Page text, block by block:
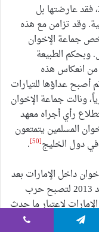
بالنسبة للموقف من الثورات العربية في 2011، فقد عارضتها بل
وقد تزامن مع هذه
جماعة الإخوان
وبحكم الطبيعة
من انعكاس هذه
أصبح عداؤها للتيارات
ونالت جماعة الإخوان
رأي أجراه معهد
نهاية عام 2014، أن الإخوان المسلمين يتمتعون
دول الخليج[50]
.
داخل الإمارات بعد
2011، فإنها نقلت هذه المعركة خارج البلاد بعد 2013 لتصبح حرب
لاعتبار ما حدث
اعتبرته تركيا انقلاباً عسكرياً.